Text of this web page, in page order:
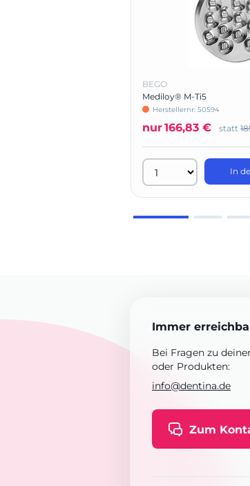
BEGO
Mediloy® M-Ti5
Herstellernr: 50594
nur166,83 € statt
In
Immer
Bei Fragen zu
oder Produkten:
info@dentina.de
Zum